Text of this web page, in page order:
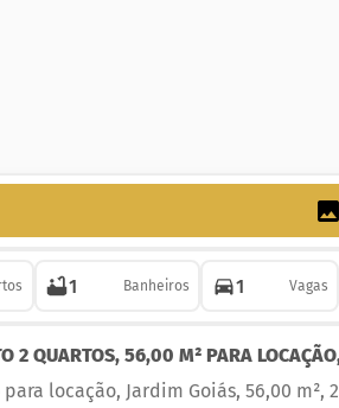
1 Banheiros 1 Vagas
2 QUARTOS, 56,00 M² PARA
locação, Jardim Goiás, 56,00 m²,